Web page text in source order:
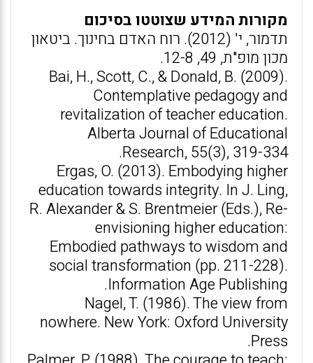
מקורות המידע שצוטטו בסיכום
תדמור, י' (2012). רוח האדם בחינוך. ביטאון
מכון מופ"ת, 49, 12-8.
Bai, H., Scott, C., & Donald, B. (2009).
Contemplative pedagogy and
revitalization of teacher education.
Alberta Journal of Educational
Research, 55(3), 319-334.
Ergas, O. (2013). Embodying higher
education towards integrity. In J. Ling,
R. Alexander & S. Brentmeier (Eds.), Re-
envisioning higher education:
Embodied pathways to wisdom and
social transformation (pp. 211-228).
Information Age Publishing.
Nagel, T. (1986). The view from
nowhere. New York: Oxford University
Press.